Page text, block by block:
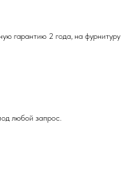
гарантию 2 года, на фурнитуру
любой запрос.